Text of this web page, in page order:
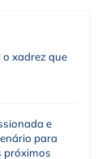
o xadrez que
e
para
próximos